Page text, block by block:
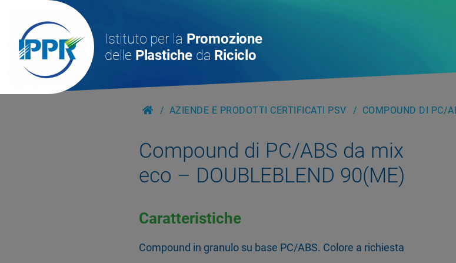
Istituto per la Promozione
delle Plastiche da Riciclo
AZIENDE E PRODOTTI CERTIFICATI PSV COMPOUND DI PC/
Compound di PC/ABS da mix
eco – DOUBLEBLEND 90(ME)
Caratteristiche
Compound in granulo su base PC/ABS. Colore a richiesta